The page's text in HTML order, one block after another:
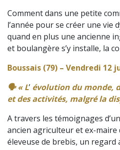
Comment dans une petite
l’année pour se créer une vie
quand en plus une ancienne
et boulangère s’y installe, la
Boussais (79) – Vendredi 12
🗣️ « L’ évolution du monde,
et des activités, malgré la
A travers les témoignages
ancien agriculteur et ex-maire
éleveuse de brebis, un regard